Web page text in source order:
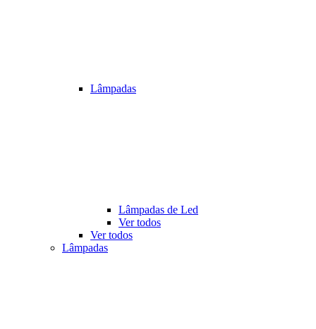
Lâmpadas
Lâmpadas de Led
Ver todos
Ver todos
Lâmpadas